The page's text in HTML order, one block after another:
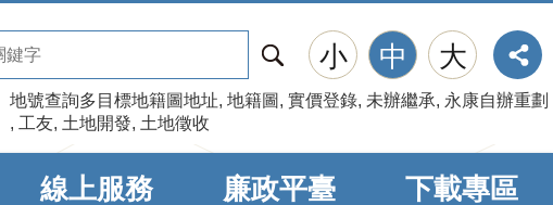
尋
地號查詢多目標地籍圖地址 地籍圖 實價登錄 未辦繼承 永康自辦重劃
工友 土地開發 土地徵收
小 中 大
線上服務 廉政平臺 下載專區